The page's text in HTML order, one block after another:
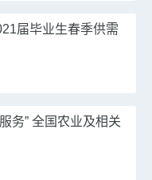
届毕业生春季供需
务” 全国农业及相关